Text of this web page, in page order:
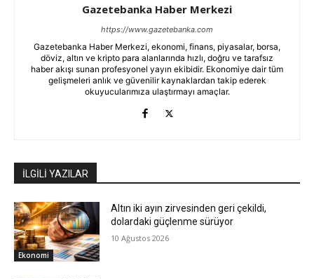
Gazetebanka Haber Merkezi
https://www.gazetebanka.com
Gazetebanka Haber Merkezi, ekonomi, finans, piyasalar, borsa,
döviz, altın ve kripto para alanlarında hızlı, doğru ve tarafsız
haber akışı sunan profesyonel yayın ekibidir. Ekonomiye dair tüm
gelişmeleri anlık ve güvenilir kaynaklardan takip ederek
okuyucularımıza ulaştırmayı amaçlar.
İLGİLİ YAZILAR
Ekonomi
Altın iki ayın zirvesinden geri çekildi,
dolardaki güçlenme sürüyor
10 Ağustos 2026